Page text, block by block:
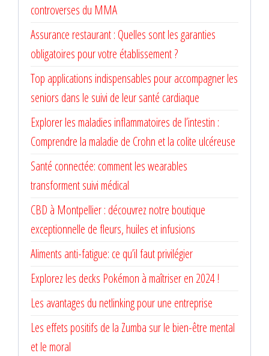
controverses du MMA
Assurance restaurant : Quelles sont les garanties
obligatoires pour votre établissement ?
Top applications indispensables pour accompagner les
seniors dans le suivi de leur santé cardiaque
Explorer les maladies inflammatoires de l’intestin :
Comprendre la maladie de Crohn et la colite ulcéreuse
Santé connectée: comment les wearables
transforment suivi médical
CBD à Montpellier : découvrez notre boutique
exceptionnelle de fleurs, huiles et infusions
Aliments anti-fatigue: ce qu’il faut privilégier
Explorez les decks Pokémon à maîtriser en 2024 !
Les avantages du netlinking pour une entreprise
Les effets positifs de la Zumba sur le bien-être mental
et le moral